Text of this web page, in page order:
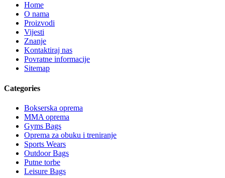
Home
O nama
Proizvodi
Vijesti
Znanje
Kontaktiraj nas
Povratne informacije
Sitemap
Categories
Bokserska oprema
MMA oprema
Gyms Bags
Oprema za obuku i treniranje
Sports Wears
Outdoor Bags
Putne torbe
Leisure Bags